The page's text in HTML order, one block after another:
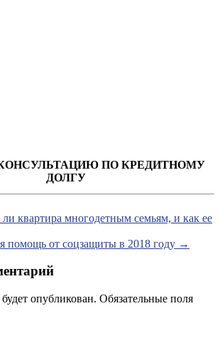
ПО КРЕДИТНОМУ
ДОЛГУ
квартира многодетным семьям, и как ее
помощь от соцзащиты в 2018 году →
опубликован. Обязательные поля